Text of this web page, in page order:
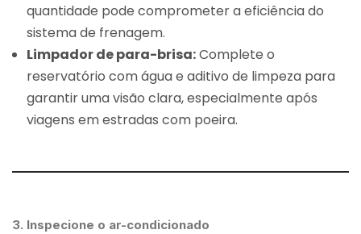
quantidade pode comprometer a eficiência do
sistema de frenagem.
Limpador de para-brisa:Complete o
reservatório com água e aditivo de limpeza para
garantir uma visão clara, especialmente após
viagens em estradas com poeira.
3. Inspecione o ar-condicionado